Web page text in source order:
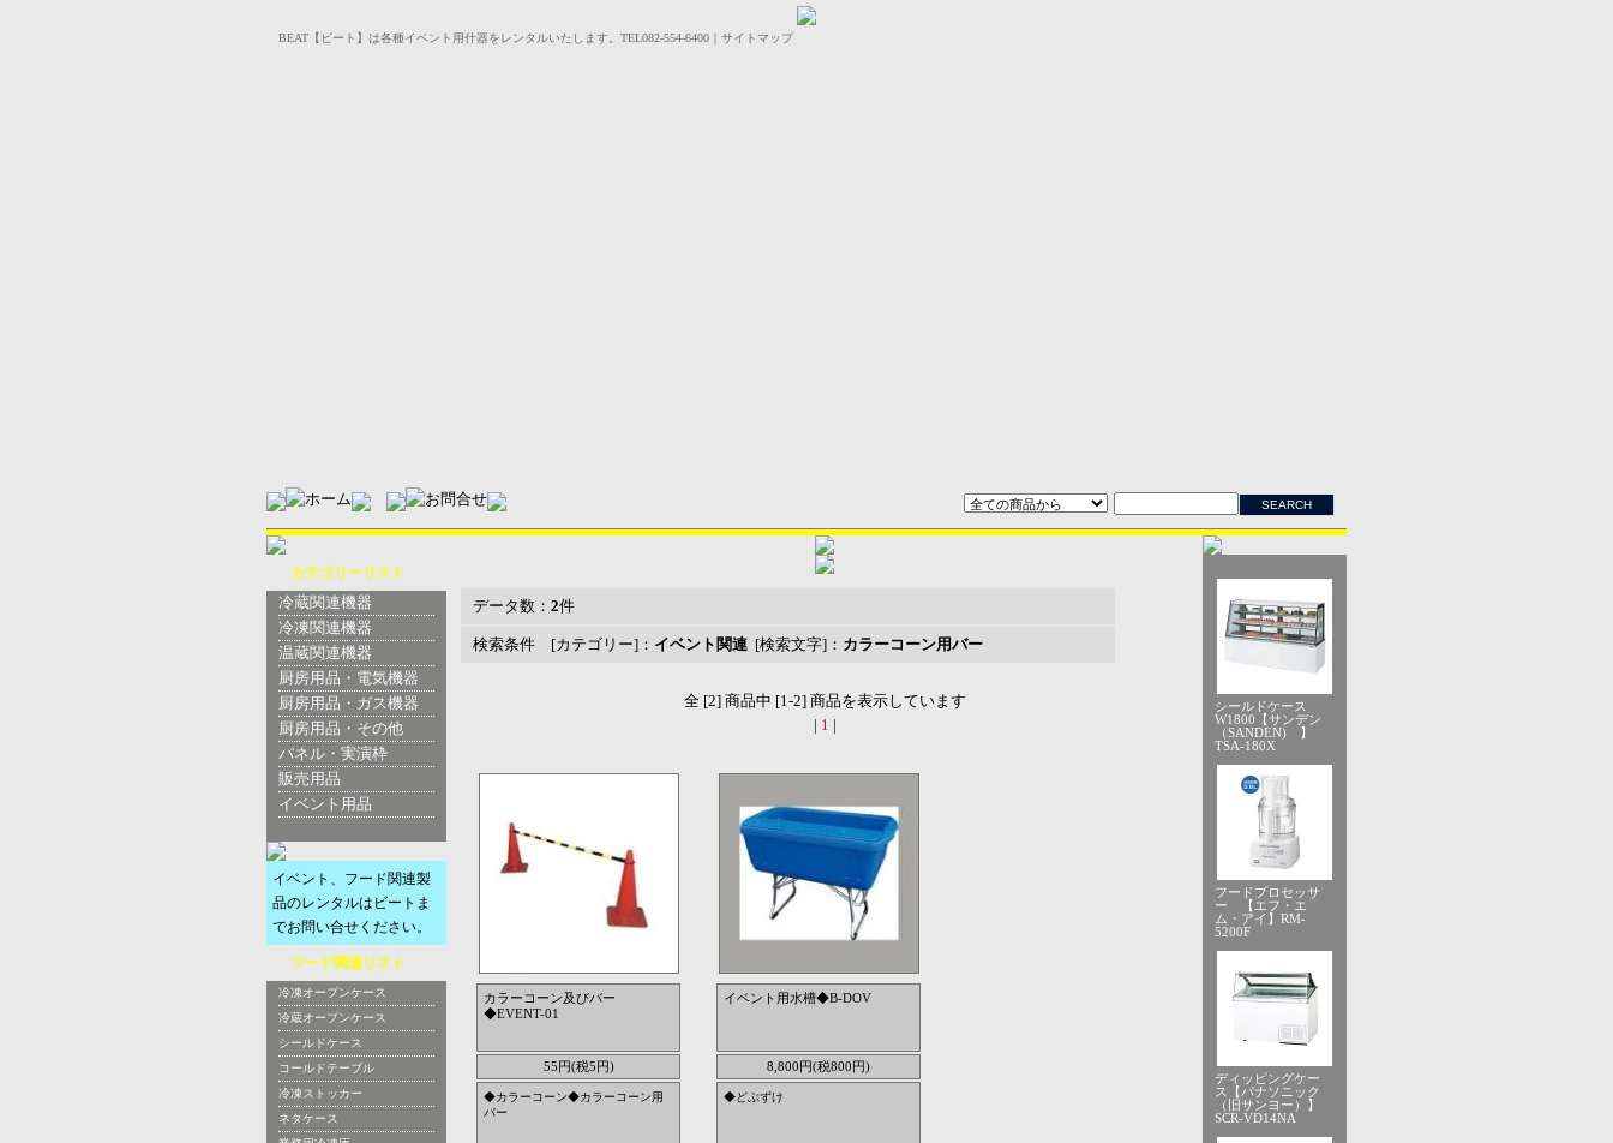
BEAT【ビート】は各種イベント用什器をレンタルいたします。TEL082-554-6400｜サイトマップ
カテゴリーリスト
冷蔵関連機器
冷凍関連機器
温蔵関連機器
厨房用品・電気機器
厨房用品・ガス機器
厨房用品・その他
パネル・実演枠
販売用品
イベント用品
イベント、フード関連製
品のレンタルはビートま
でお問い合せください。
フード関連リスト
冷凍オープンケース
冷蔵オープンケース
シールドケース
コールドテーブル
冷凍ストッカー
ネタケース
データ数： 2件
検索条件 [カテゴリー]： イベント関連 [検索文字]： カラーコーン用バー
全 [2] 商品中 [1-2] 商品を表示しています
| 1 |
カラーコーン及びバー
◆EVENT-01
55円(税5円)
◆カラーコーン◆カラーコーン用
バー
イベント用水槽◆B-DOV
8,800円(税800円)
◆どぶずけ
シールドケース
W1800【サンデン
（SANDEN) 】
TSA-180X
フードプロセッサ
ー 【エフ・エ
ム・アイ】RM-
5200F
ディッピングケー
ス【パナソニック
（旧サンヨー）】
SCR-VD14NA